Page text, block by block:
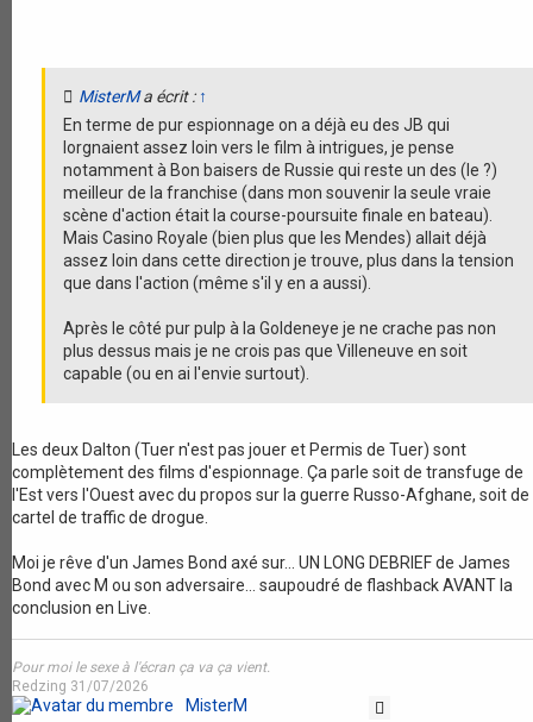
MisterMa écrit : ↑
En terme de pur espionnage on a déjà eu des JB qui
lorgnaient assez loin vers le film à intrigues, je pense
notamment à Bon baisers de Russie qui reste un des (le ?)
meilleur de la franchise (dans mon souvenir la seule vraie
scène d'action était la course-poursuite finale en bateau).
Mais Casino Royale (bien plus que les Mendes) allait déjà
assez loin dans cette direction je trouve, plus dans la tension
que dans l'action (même s'il y en a aussi).
Après le côté pur pulp à la Goldeneye je ne crache pas non
plus dessus mais je ne crois pas que Villeneuve en soit
capable (ou en ai l'envie surtout).
Les deux Dalton (Tuer n'est pas jouer et Permis de Tuer) sont
complètement des films d'espionnage. Ça parle soit de transfuge de
l'Est vers l'Ouest avec du propos sur la guerre Russo-Afghane, soit de
cartel de traffic de drogue.
Moi je rêve d'un James Bond axé sur... UN LONG DEBRIEF de James
Bond avec M ou son adversaire... saupoudré de flashback AVANT la
conclusion en Live.
Pour moi le sexe à l'écran ça va ça vient.
Redzing 31/07/2026
MisterM